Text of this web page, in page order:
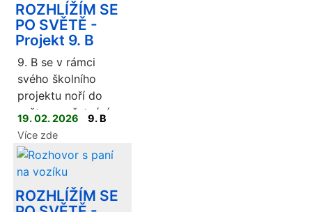
ROZHLÍŽÍM SE
PO SVĚTĚ -
Projekt 9. B
9. B se v rámci
svého školního
projektu noří do
světa zaměstnání a
povolání, což je
tento školní rok
naše žhavé téma.
Cílem projektu je
zmapovat, jak se
19. 02. 2026
9. B
Více zde
ROZHLÍŽÍM SE